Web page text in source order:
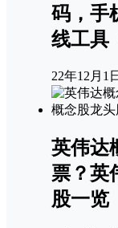
码，手
线工具
22年12月1日
英伟达
票？英
股一览